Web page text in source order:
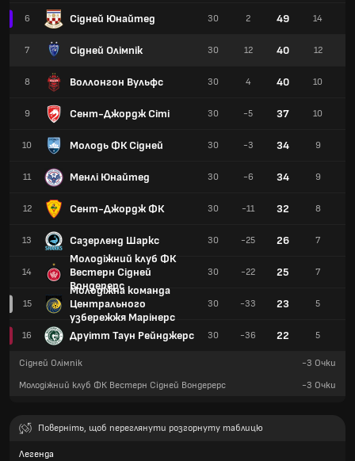
6 Сідней Юнайтед
7 Сідней Олімпік
8 Воллонгон Вульфс
9 Сент-Джордж Сіті
10 Молодь ФК Сідней
11 Менлі Юнайтед
12 Сент-Джордж ФК
13 Сазерленд Шаркс
14
Молодіжний клуб ФК
Вестерн Сідней
Вондерерс
15
Молодіжна команда
Центрального
узбережжя Марінерс
16 Друітт Таун Рейнджерс
30 2 49 14
30 12 40 12
30 4 40 10
30 -5 37 10
30 -3 34 9
30 -6 34 9
30 -11 32 8
30 -25 26 7
30 -22 25 7
30 -33 23 5
30 -36 22 5
Сідней Олімпік -3 Очки
Молодіжний клуб ФК Вестерн Сідней Вондерерс
-3 Очки
Поверніть, щоб переглянути розгорнуту таблицю
Легенда